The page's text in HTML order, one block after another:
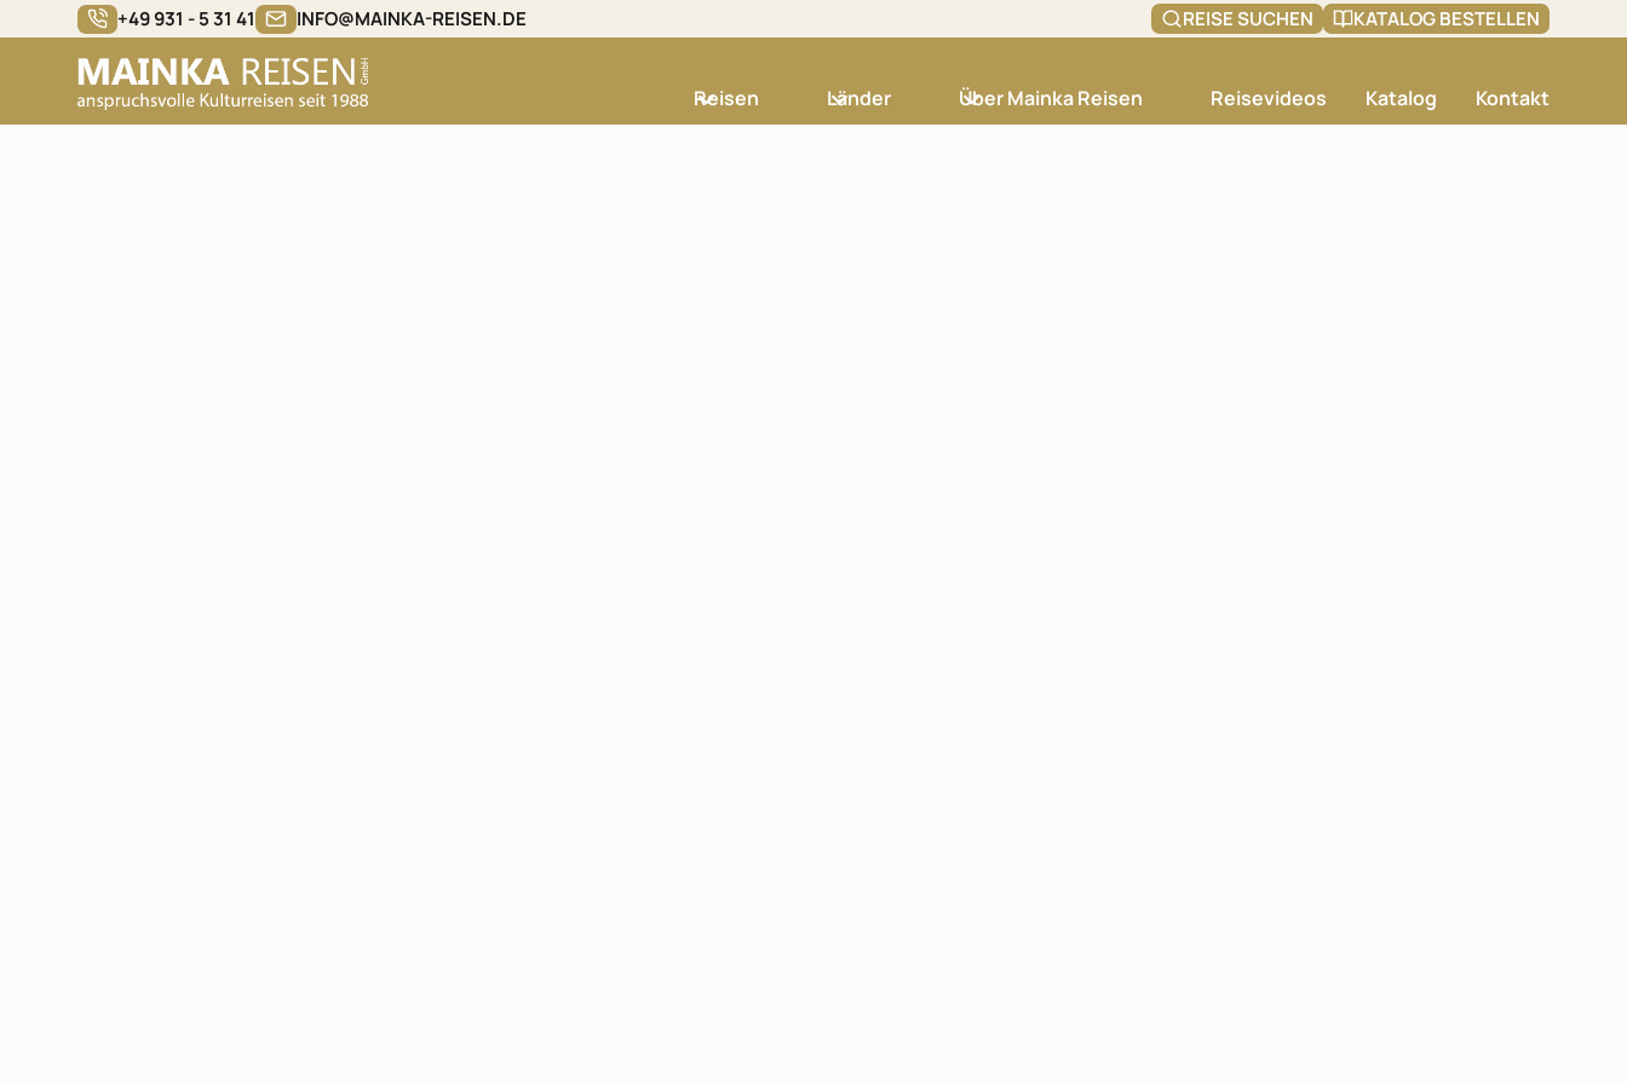
+49 931 - 5 31 41 INFO@MAINKA-REISEN.DE REISE SUCHEN KATALOG BESTELLEN
Reisen Länder Über Mainka Reisen Reisevideos Katalog Kontakt